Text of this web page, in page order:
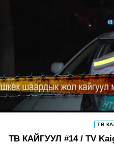
ТВ
ТВ КАЙГУУЛ #14 / TV